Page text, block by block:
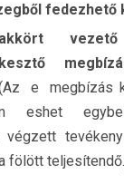
fedezhető
e megbízás
eshet
végzett
fölött